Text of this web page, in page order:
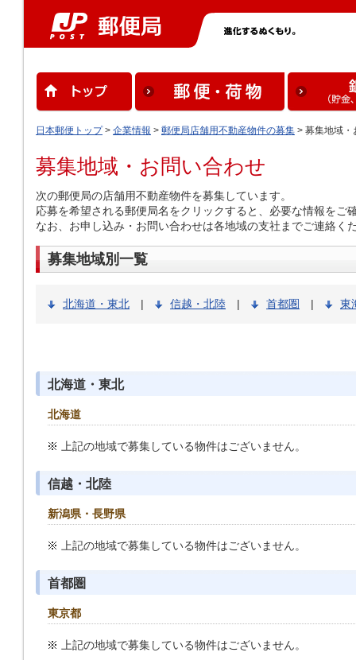
日本郵便トップ> 企業情報 > 郵便局店舗用不動産物件の募集 > 募集地域・
募集地域・お問い合わせ
次の郵便局の店舗用不動産物件を募集しています。
応募を希望される郵便局名をクリックすると、必要な情報をご
なお、お申し込み・お問い合わせは各地域の支社までご連絡く
募集地域別一覧
北海道・東北 | 信越・北陸 | 首都圏 | 東
北海道・東北
北海道
上記の地域で募集している物件はございません。
信越・北陸
新潟県・長野県
上記の地域で募集している物件はございません。
首都圏
東京都
上記の地域で募集している物件はございません。